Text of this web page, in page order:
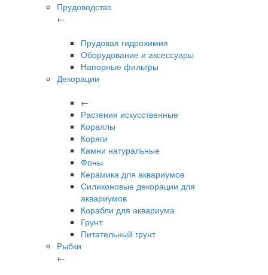
Прудоводство
←
Прудовая гидрохимия
Оборудование и аксессуары
Напорные фильтры
Декорации
←
Растения искусственные
Кораллы
Коряги
Камни натуральные
Фоны
Керамика для аквариумов
Силиконовые декорации для
аквариумов
Корабли для аквариума
Грунт
Питательный грунт
Рыбки
←